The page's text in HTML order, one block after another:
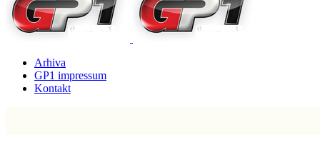
Arhiva
GP1 impressum
Kontakt